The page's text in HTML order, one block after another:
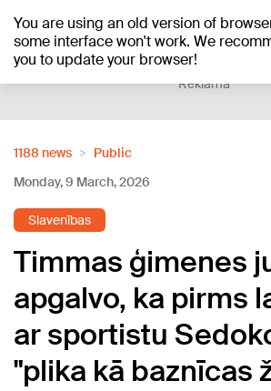
You are using an old version of
some interface won't work. We
you to update your browser!
+26°C
Reklāma
1188 news
Public
Monday, 9 March, 2026
Slavenības
Timmas ģimenes
apgalvo, ka pirms
ar sportistu
"plika kā baznīcas